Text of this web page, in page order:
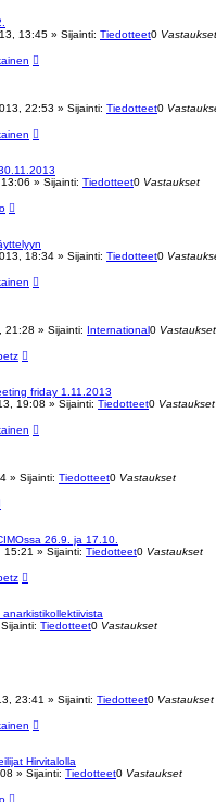
13:45 » Sijainti: Tiedotteet0 Vastaukset
22:53 » Sijainti: Tiedotteet0
» Sijainti: Tiedotteet0 Vastaukset
18:34 » Sijainti: Tiedotteet0
21:28 » Sijainti: International0 Vastaukset
friday 1.11.2013
19:08 » Sijainti: Tiedotteet0 Vastaukset
» Sijainti: Tiedotteet0 Vastaukset
26.9. ja 17.10.
15:21 » Sijainti: Tiedotteet0 Vastaukset
Tiedotteet0 Vastaukset
23:41 » Sijainti: Tiedotteet0 Vastaukset
Hirvitalolla
» Sijainti: Tiedotteet0 Vastaukset